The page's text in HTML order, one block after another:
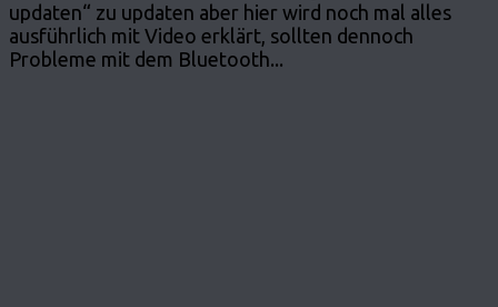
updaten“ zu updaten aber hier wird noch mal alles
ausführlich mit Video erklärt, sollten dennoch
Probleme mit dem Bluetooth...